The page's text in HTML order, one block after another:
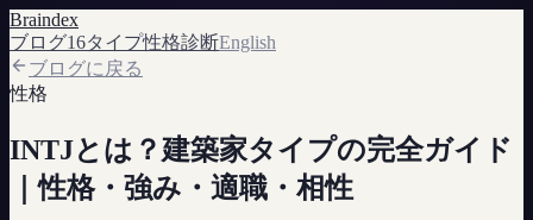
Braindex
ブログ16タイプ性格診断English
ブログに戻る
性格
INTJとは？建築家タイプの完全ガイド
｜性格・強み・適職・相性